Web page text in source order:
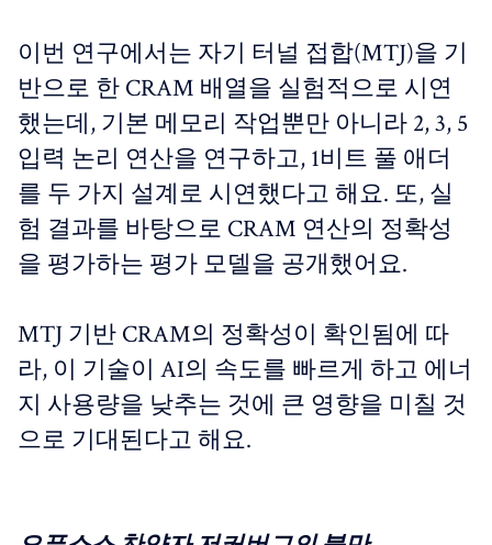
이번 연구에서는 자기 터널 접합(MTJ)을 기
반으로 한 CRAM 배열을 실험적으로 시연
했는데, 기본 메모리 작업뿐만 아니라 2, 3, 5
입력 논리 연산을 연구하고, 1비트 풀 애더
를 두 가지 설계로 시연했다고 해요. 또, 실
험 결과를 바탕으로 CRAM 연산의 정확성
을 평가하는 평가 모델을 공개했어요.
MTJ 기반 CRAM의 정확성이 확인됨에 따
라, 이 기술이 AI의 속도를 빠르게 하고 에너
지 사용량을 낮추는 것에 큰 영향을 미칠 것
으로 기대된다고 해요.